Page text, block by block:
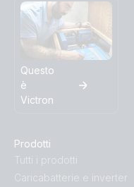
Questo
è
Victron
Prodotti
Tutti i prodotti
Caricabatterie e inverter